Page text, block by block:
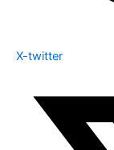
X-twitter